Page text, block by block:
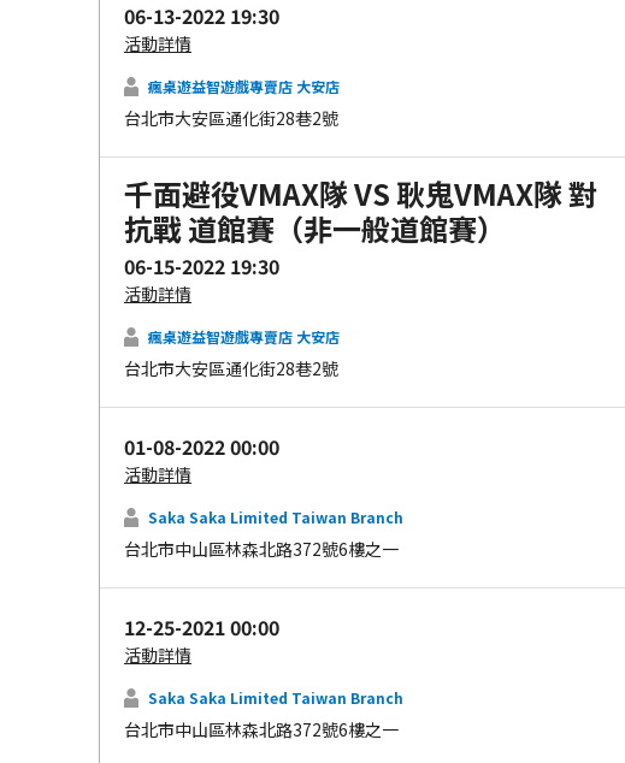
06-13-2022 19:30
活動詳情
瘋桌遊益智遊戲專賣店 大安店
台北市大安區通化街28巷2號
千面避役VMAX隊 VS 耿鬼VMAX隊 對
抗戰 道館賽（非一般道館賽）
06-15-2022 19:30
活動詳情
瘋桌遊益智遊戲專賣店 大安店
台北市大安區通化街28巷2號
01-08-2022 00:00
活動詳情
Saka Saka Limited Taiwan Branch
台北市中山區林森北路372號6樓之一
12-25-2021 00:00
活動詳情
Saka Saka Limited Taiwan Branch
台北市中山區林森北路372號6樓之一